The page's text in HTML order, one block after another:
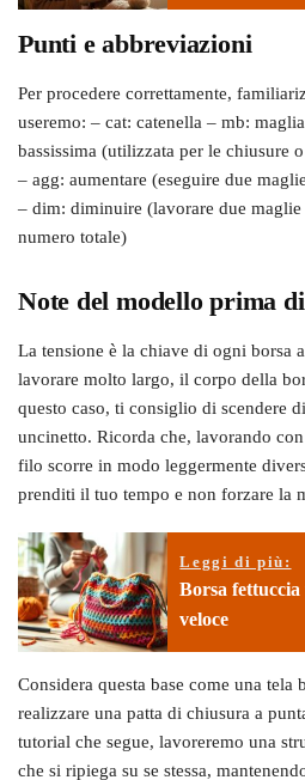
Punti e abbreviazioni
Per procedere correttamente,
useremo: – cat: catenella – mb:
bassissima (utilizzata per le chiusure
– agg: aumentare (eseguire due
– dim: diminuire (lavorare due
numero totale)
Note del modello prima
La tensione è la chiave di ogni borsa
lavorare molto largo, il corpo della
questo caso, ti consiglio di scendere
uncinetto. Ricorda che, lavorando
filo scorre in modo leggermente
prenditi il tuo tempo e non forzare la
Leggi di più:
Borsa
veloce
Considera questa base come una tela
realizzare una patta di chiusura a
tutorial che segue, lavoreremo una
che si ripiega su se stessa,